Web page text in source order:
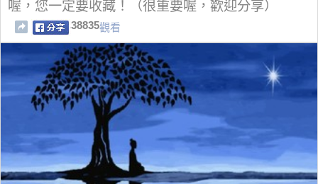
喔，您一定要收藏！（很重要喔，歡迎分享）
38835觀看